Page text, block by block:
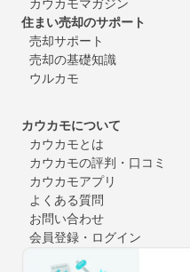
カウカモマガジン
住まい売却のサポート
売却サポート
売却の基礎知識
ウルカモ
カウカモについて
カウカモとは
カウカモの評判・口コミ
カウカモアプリ
よくある質問
お問い合わせ
会員登録・ログイン